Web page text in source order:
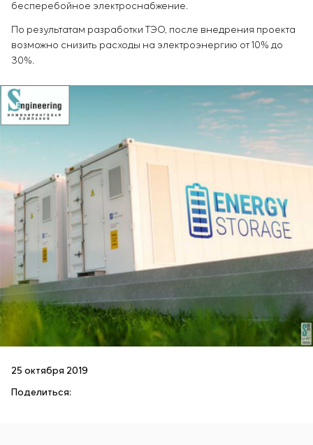
бесперебойное электроснабжение.
По результатам разработки ТЭО, после внедрения проекта
возможно снизить расходы на электроэнергию от 10% до
30%.
25 октября 2019
Поделиться: